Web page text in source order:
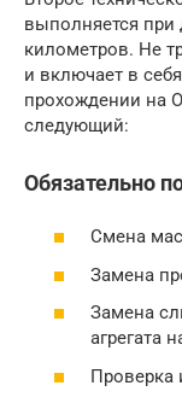
выполняется при
километров. Не
и включает в
прохождении на
следующий:
Обязательно
Смена
Замена
Замена
агрегата
Проверка